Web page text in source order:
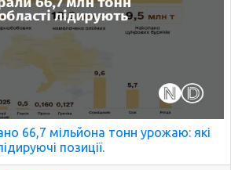
66,7 мільйона тонн урожаю: які
позиції.